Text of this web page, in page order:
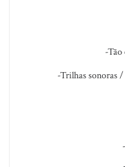
-Tão
-Trilhas sonoras